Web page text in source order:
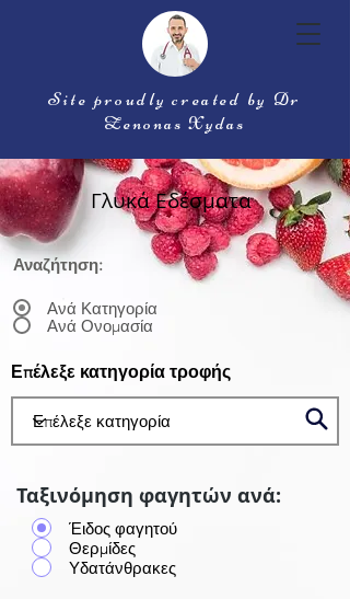
Site proudly created by Dr
Zenonas Xydas
Γλυκά Εδέσματα
Αναζήτηση:
Ανά Κατηγορία
Ανά Ονομασία
Επέλεξε κατηγορία τροφής
Ταξινόμηση φαγητών ανά:
Έιδος φαγητού
Θερμίδες
Υδατάνθρακες